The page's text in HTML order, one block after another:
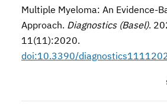
Multiple Myeloma: An Evidence-
Approach. Diagnostics (Basel).
11(11):2020.
doi:10.3390/